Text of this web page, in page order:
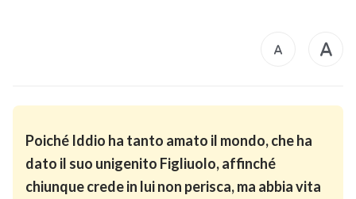
Poiché Iddio ha tanto amato il mondo, che ha
dato il suo unigenito Figliuolo, affinché
chiunque crede in lui non perisca, ma abbia vita